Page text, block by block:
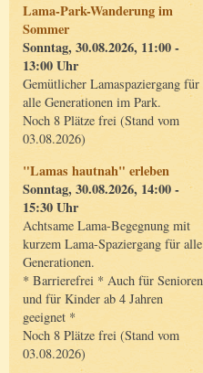
Lama-Park-Wanderung im
Sommer
Sonntag, 30.08.2026, 11:00 -
13:00 Uhr
Gemütlicher Lamaspaziergang für
alle Generationen im Park.
Noch 8 Plätze frei (Stand vom
03.08.2026)
"Lamas hautnah" erleben
Sonntag, 30.08.2026, 14:00 -
15:30 Uhr
Achtsame Lama-Begegnung mit
kurzem Lama-Spaziergang für alle
Generationen.
* Barrierefrei * Auch für Senioren
und für Kinder ab 4 Jahren
geeignet *
Noch 8 Plätze frei (Stand vom
03.08.2026)